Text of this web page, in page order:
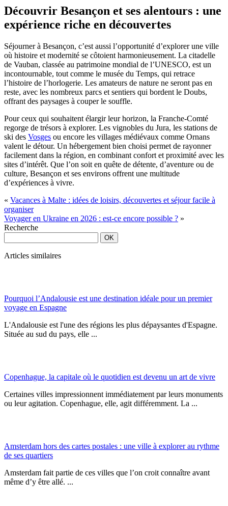
Découvrir Besançon et ses alentours : une
expérience riche en découvertes
Séjourner à Besançon, c’est aussi l’opportunité d’explorer une ville
où histoire et modernité se côtoient harmonieusement. La citadelle
de Vauban, classée au patrimoine mondial de l’UNESCO, est un
incontournable, tout comme le musée du Temps, qui retrace
l’histoire de l’horlogerie. Les amateurs de nature ne seront pas en
reste, avec les nombreux parcs et sentiers qui bordent le Doubs,
offrant des paysages à couper le souffle.
Pour ceux qui souhaitent élargir leur horizon, la Franche-Comté
regorge de trésors à explorer. Les vignobles du Jura, les stations de
ski des Vosges ou encore les villages médiévaux comme Ornans
valent le détour. Un hébergement bien choisi permet de rayonner
facilement dans la région, en combinant confort et proximité avec les
sites d’intérêt. Que l’on soit en quête de détente, d’aventure ou de
culture, Besançon et ses environs offrent une multitude
d’expériences à vivre.
« Vacances à Malte : idées de loisirs, découvertes et séjour facile à
organiser
Voyager en Ukraine en 2026 : est-ce encore possible ? »
Recherche
Articles similaires
Pourquoi l’Andalousie est une destination idéale pour un premier
voyage en Espagne
L'Andalousie est l'une des régions les plus dépaysantes d'Espagne.
Située au sud du pays, elle ...
Copenhague, la capitale où le quotidien est devenu un art de vivre
Certaines villes impressionnent immédiatement par leurs monuments
ou leur agitation. Copenhague, elle, agit différemment. La ...
Amsterdam hors des cartes postales : une ville à explorer au rythme
de ses quartiers
Amsterdam fait partie de ces villes que l’on croit connaître avant
même d’y être allé. ...